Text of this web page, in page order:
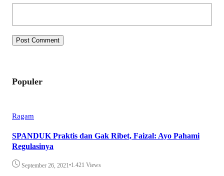
Populer
Ragam
SPANDUK Praktis dan Gak Ribet, Faizal: Ayo Pahami
Regulasinya
September 26, 2021•1.421 Views